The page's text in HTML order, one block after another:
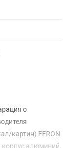
о
картин) FERON
корпус алюминий,